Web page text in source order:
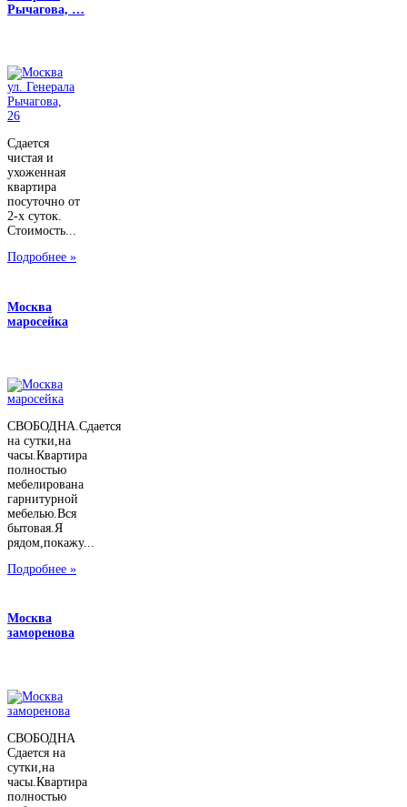
Рычагова, …
Сдается
чистая и
ухоженная
квартира
посуточно от
2-х суток.
Стоимость...
Подробнее »
Москва
маросейка
СВОБОДНА.Сдается
на сутки,на
часы.Квартира
полностью
мебелирована
гарнитурной
мебелью.Вся
бытовая.Я
рядом,покажу...
Подробнее »
Москва
заморенова
СВОБОДНА
Сдается на
сутки,на
часы.Квартира
полностью